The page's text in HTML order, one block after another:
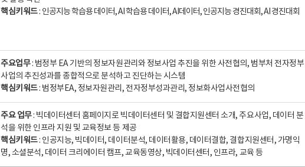
핵심키워드: 인공지능 학습용 데이터, AI 학습용 데이터, AI데이터, 인공지능 경진대회, AI 경진대회
주요업무: 범정부 EA 기반의 정보자원관리와 정보사업 추진을 위한 사전협의, 범부처 전자정부
사업의 추진성과를 종합적으로 분석하고 진단하는 시스템
핵심키워드: 범정부EA, 정보자원관리, 전자정부성과관리, 정보화사업사전협의
주요 업무: 빅데이터센터 홈페이지로 빅데이터센터 및 결합지원센터 소개, 주요사업, 데이터 분
석을 위한 인프라 지원 및 교육정보 등 제공
핵심키워드: 인공지능, 빅데이터, 데이터분석, 데이터활용, 데이터결합, 결합지원센터, 가명익
명, 소셜분석, 데이터 크리에이터 캠프, 교육동영상, 빅데이터센터, 인프라, 교육 등